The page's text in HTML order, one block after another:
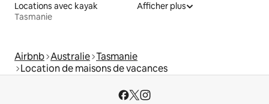
Locations avec kayak
Tasmanie
Afficher plus
Airbnb Australie Tasmanie
Location de maisons de vacances